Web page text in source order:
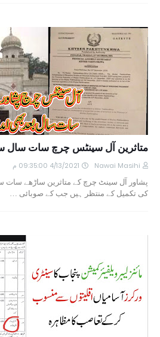
متاثرین آل سینٹس چرچ سات سال
Nawai Masihi 4/13/2021 09:35:00 م
پشاور آل سینٹ چرچ کے متاثرین ساڑھے سات
کی تکمیل کے منتظر ہیں جب کے صوبائی …